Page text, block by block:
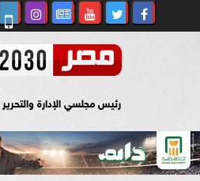
رئيس مجلسي الإدارة والتحرير